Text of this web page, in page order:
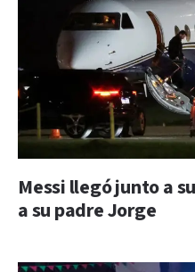
Messi llegó junto a
a su padre Jorge